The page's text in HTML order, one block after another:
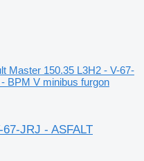
Master 150.35 L3H2 - V-67-
BPM V minibus furgon
JRJ - ASFALT